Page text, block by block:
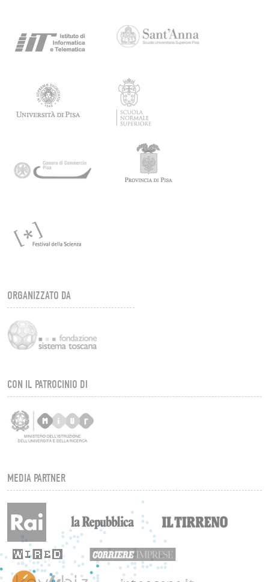
ORGANIZZATO DA
CON IL PATROCINIO DI
MEDIA PARTNER